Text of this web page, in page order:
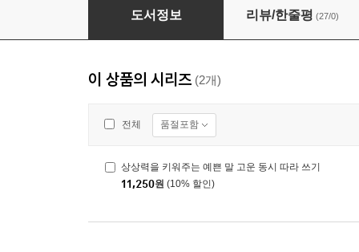
상상력을 키워주는 예쁜 말 고운 동시 따라 쓰기
도서정보 리뷰/한줄평 (27/0)
이 상품의 시리즈 (2개)
전체 품절포함
상상력을 키워주는 예쁜 말 고운 동시 따라 쓰기
11,250원 (10% 할인)